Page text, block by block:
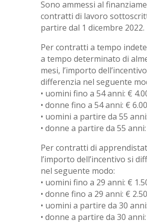
Sono ammessi al
contratti di lavoro
partire dal 1 dicembre 2022.
Per contratti a tempo
a tempo determinato di
mesi, l’importo
differenzia nel seguente
• uomini fino a 54 anni: €
• donne fino a 54 anni: €
• uomini a partire da 55
• donne a partire da 55 anni:
Per contratti di
l’importo dell’incentivo si
nel seguente modo:
• uomini fino a 29 anni: €
• donne fino a 29 anni: €
• uomini a partire da 30
• donne a partire da 30 anni: